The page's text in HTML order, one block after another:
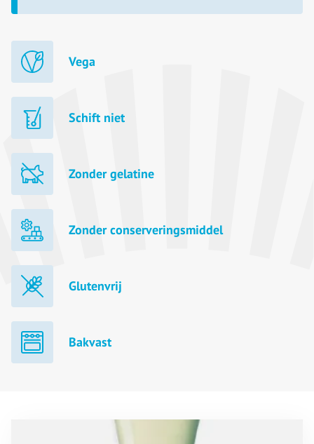
Vega
Schift niet
Zonder gelatine
Zonder conserveringsmiddel
Glutenvrij
Bakvast